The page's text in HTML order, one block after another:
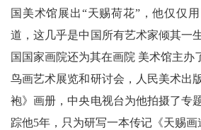
国美术馆展出“天赐荷花”，他仅仅
道，这几乎是中国所有艺术家倾其一
国国家画院还为其在画院 美术馆主办
鸟画艺术展览和研讨会，人民美术出
袍》画册，中央电视台为他拍摄了专
踪他5年，只为研写一本传记《天赐画